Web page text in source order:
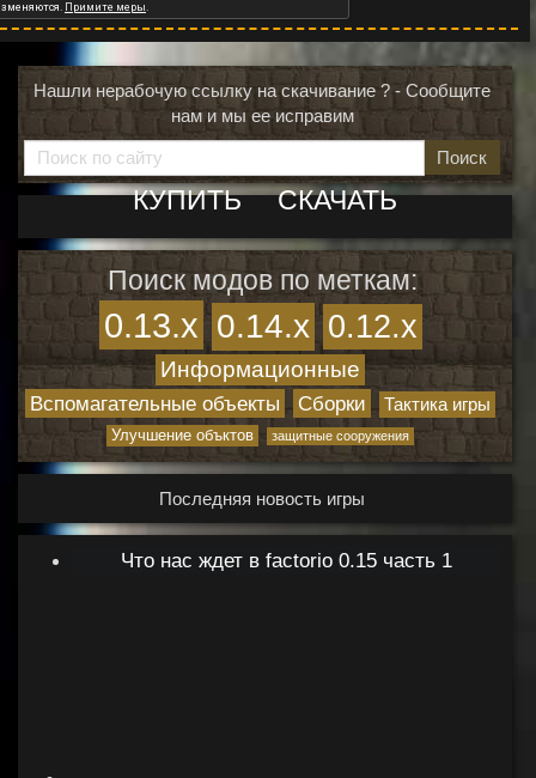
Нашли нерабочую ссылку на скачивание ? - Сообщите
нам и мы ее исправим
Поиск
КУПИТЬ СКАЧАТЬ
Поиск модов по меткам:
0.13.x 0.14.x 0.12.x
Информационные
Вспомагательные объекты Сборки Тактика игры
Улучшение объктов защитные сооружения
Последняя новость игры
Что нас ждет в factorio 0.15 часть 1